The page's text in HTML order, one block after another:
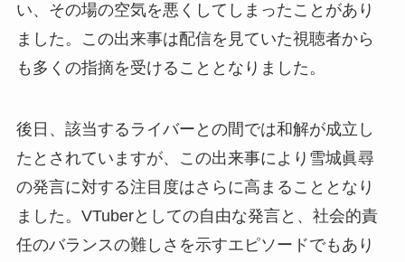
い、その場の空気を悪くしてしまったことがあり
ました。この出来事は配信を見ていた視聴者から
も多くの指摘を受けることとなりました。
後日、該当するライバーとの間では和解が成立し
たとされていますが、この出来事により雪城眞尋
の発言に対する注目度はさらに高まることとなり
ました。VTuberとしての自由な発言と、社会的責
任のバランスの難しさを示すエピソードでもあり